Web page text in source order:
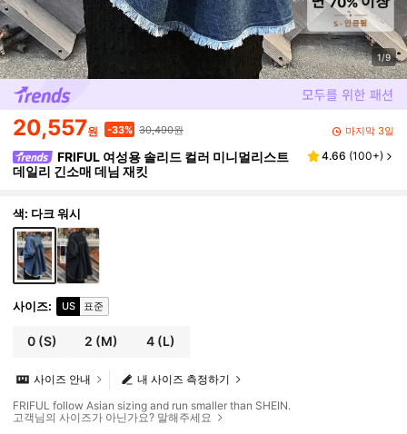
1/9
20,557원 -33% 30,490원 마지막 3일
FRIFUL 여성용 솔리드 컬러 미니멀리스트
데일리 긴소매 데님 재킷
4.66 (100+)
색: 다크 워시
사이즈: US 표준
0 (S) 2 (M) 4(L)
내 사이즈 측정하기
사이즈 안내
FRIFUL follow Asian sizing and run smaller than SHEIN.
고객님의 사이즈가 아닌가요? 말해주세요